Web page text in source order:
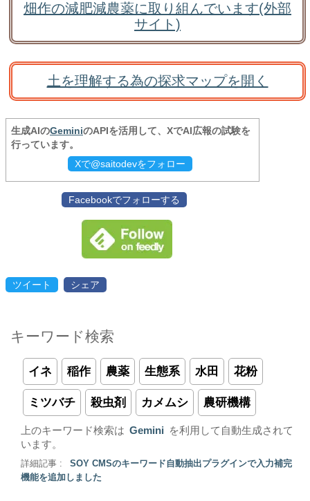
畑作の減肥減農薬に取り組んでいます(外部
サイト)
土を理解する為の探求マップを開く
生成AIのGeminiのAPIを活用して、XでAI広報の試験を
行っています。
Xで@saitodevをフォロー
Facebookでフォローする
ツイート シェア
キーワード検索
イネ 稲作 農薬 生態系 水田 花粉
ミツバチ 殺虫剤 カメムシ 農研機構
上のキーワード検索は Gemini
を利用して自動生成されて
います。
詳細記事 :
SOY CMSのキーワード自動抽出プラグインで入力補完
機能を追加しました